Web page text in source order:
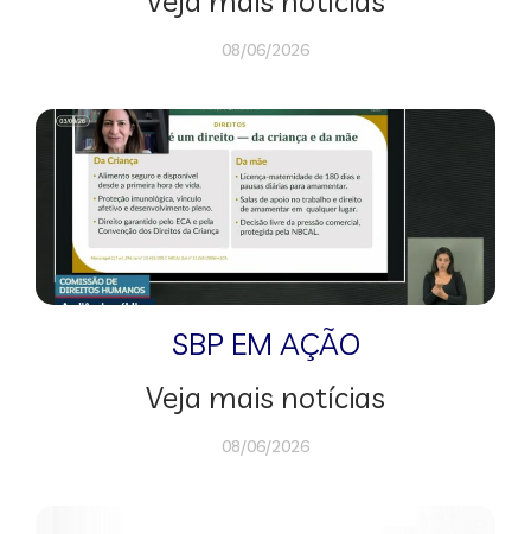
08/06/2026
SBP EM AÇÃO
Veja mais notícias
08/06/2026